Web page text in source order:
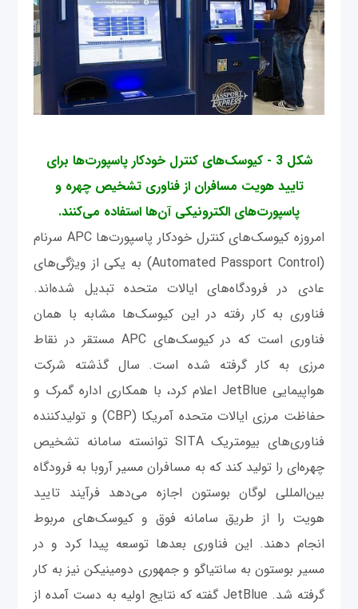
شکل 3 - کیوسک‌های کنترل خودکار پاسپورت‌ها برای
تایید هویت مسافران از فناوری تشخیص چهره و
پاسپورت‌های الکترونیکی آن‌ها استفاده می‌کنند.
امروزه کیوسک‌های کنترل خودکار پاسپورت‌ها APC سرنام
(Automated Passport Control) به یکی از ویژگی‌های
عادی در فرودگاه‌های ایالات متحده تبدیل شده‌اند.
فناوری به کار رفته در این کیوسک‌ها مشابه با همان
فناوری است که در کیوسک‌های APC مستقر در نقاط
مرزی به کار گرفته شده است. سال گذشته شرکت
هواپیمایی JetBlue اعلام کرد، با همکاری اداره گمرک و
حفاظت مرزی ایالات متحده آمریکا (CBP) و تولیدکننده
فناوری‌های بیومتریک SITA توانسته سامانه‌ تشخیص
چهره‌ای را تولید کند که به مسافران مسیر آروبا به فرودگاه
بین‌المللی لوگان بوستون اجازه می‌دهد فرآیند تایید
هویت را از طریق سامانه فوق و کیوسک‌های مربوط
انجام دهند. این فناوری بعدها توسعه پیدا کرد و در
مسیر بوستون به سانتیاگو و جمهوری دومینیکن نیز به کار
گرفته شد. JetBlue گفته که نتایج اولیه به دست آمده از